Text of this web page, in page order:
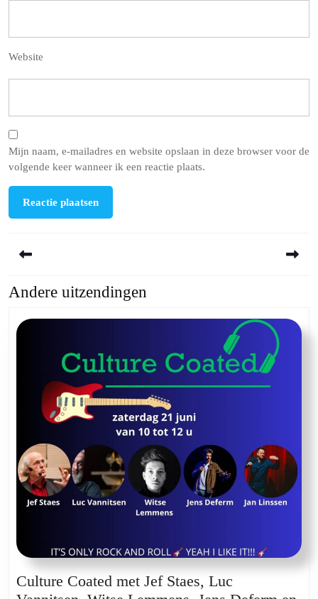
Website
Mijn naam, e-mailadres en website opslaan in deze browser voor de
volgende keer wanneer ik een reactie plaats.
Previous
Andere uitzendingen
Culture Coated met Jef Staes, Luc